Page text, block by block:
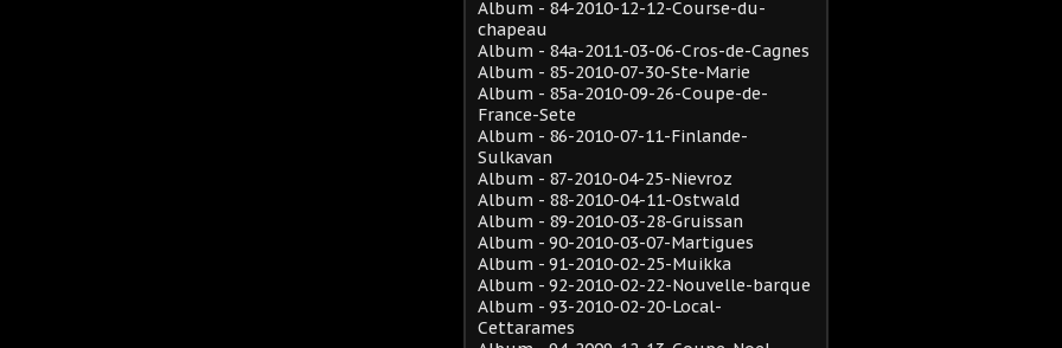
Album - 84-2010-12-12-Course-du-
chapeau
Album - 84a-2011-03-06-Cros-de-Cagnes
Album - 85-2010-07-30-Ste-Marie
Album - 85a-2010-09-26-Coupe-de-
France-Sete
Album - 86-2010-07-11-Finlande-
Sulkavan
Album - 87-2010-04-25-Nievroz
Album - 88-2010-04-11-Ostwald
Album - 89-2010-03-28-Gruissan
Album - 90-2010-03-07-Martigues
Album - 91-2010-02-25-Muikka
Album - 92-2010-02-22-Nouvelle-barque
Album - 93-2010-02-20-Local-
Cettarames